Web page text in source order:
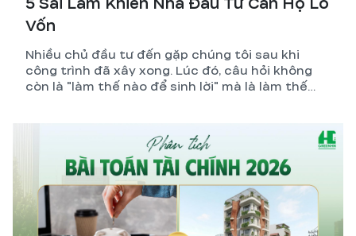
Vốn
Nhiều chủ đầu tư đến gặp chúng tôi sau khi
công trình đã xây xong. Lúc đó, câu hỏi không
còn là "làm thế nào để sinh lời" mà là làm thế